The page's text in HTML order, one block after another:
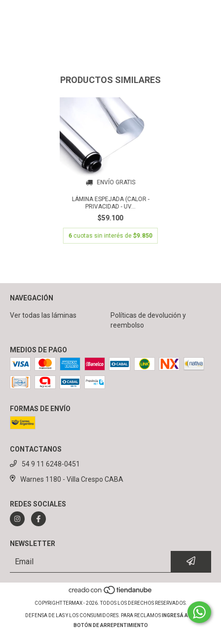
PRODUCTOS SIMILARES
ENVÍO GRATIS
LÁMINA ESPEJADA (CALOR -
PRIVACIDAD - UV...
$59.100
6 cuotas sin interés de $9.850
NAVEGACIÓN
Ver todas las láminas
Políticas de devolución y
reembolso
MEDIOS DE PAGO
FORMAS DE ENVÍO
CONTACTANOS
54 9 11 6248-0451
Warnes 1180 - Villa Crespo CABA
REDES SOCIALES
NEWSLETTER
COPYRIGHT TERMAX - 2026. TODOS LOS DERECHOS RESERVADOS.
DEFENSA DE LAS Y LOS CONSUMIDORES. PARA RECLAMOS
INGRESÁ ACÁ.
BOTÓN DE ARREPENTIMIENTO